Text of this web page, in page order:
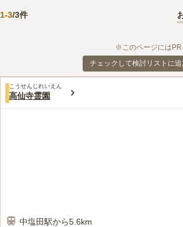
1-3/3件
※このページにはPR
チェックして検討リストに
こうせんじれいえん
高仙寺霊園
中塩田駅から5.6km